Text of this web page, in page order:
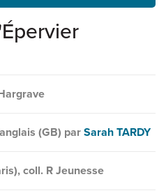
(GB) par Sarah TARDY
coll. R Jeunesse